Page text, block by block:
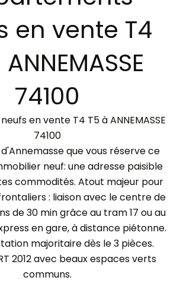
en vente T4
74100
en vente T4 T5 à ANNEMASSE
74100
que vous réserve ce
neuf: une adresse paisible
commodités. Atout majeur pour
: liaison avec le centre de
de 30 min grâce au tram 17 ou au
en gare, à distance piétonne.
majoritaire dès le 3 pièces.
2012 avec beaux espaces verts
communs.